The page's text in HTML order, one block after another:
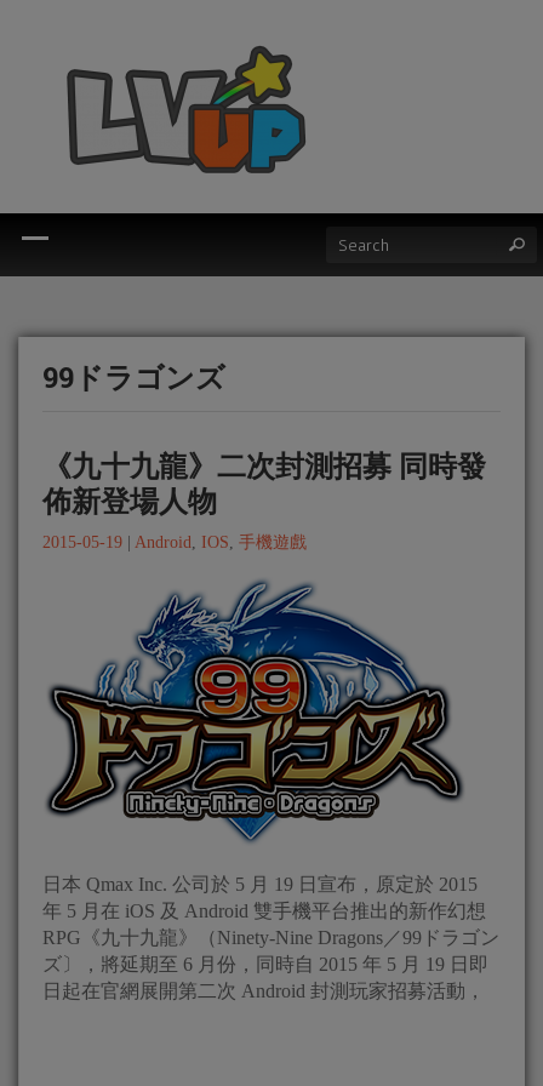
99ドラゴンズ
《九十九龍》二次封測招募 同時發
佈新登場人物
2015-05-19 Android, IOS, 手機遊戲
日本 Qmax Inc. 公司於 5 月 19 日宣布，原定於 2015
年 5 月在 iOS 及 Android 雙手機平台推出的新作幻想
RPG《九十九龍》（Ninety-Nine Dragons／99ドラゴン
ズ〕，將延期至 6 月份，同時自 2015 年 5 月 19 日即
日起在官網展開第二次 Android 封測玩家招募活動，